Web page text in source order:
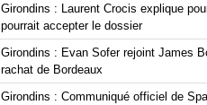
Girondins : Laurent Crocis explique
pourrait accepter le dossier
Girondins : Evan Sofer rejoint James
rachat de Bordeaux
Girondins : Communiqué officiel de